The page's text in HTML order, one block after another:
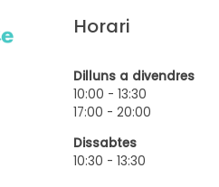
Horari
Dilluns a divendres
10:00 - 13:30
17:00 - 20:00
Dissabtes
10:30 - 13:30